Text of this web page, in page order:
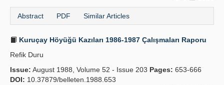
Abstract PDF Similar Articles
Kuruçay Höyüğü Kazıları 1986-1987 Çalışmaları Raporu
Refik Duru
Issue: August 1988, Volume 52 - Issue 203 Pages: 653-666
DOI: 10.37879/belleten.1988.653